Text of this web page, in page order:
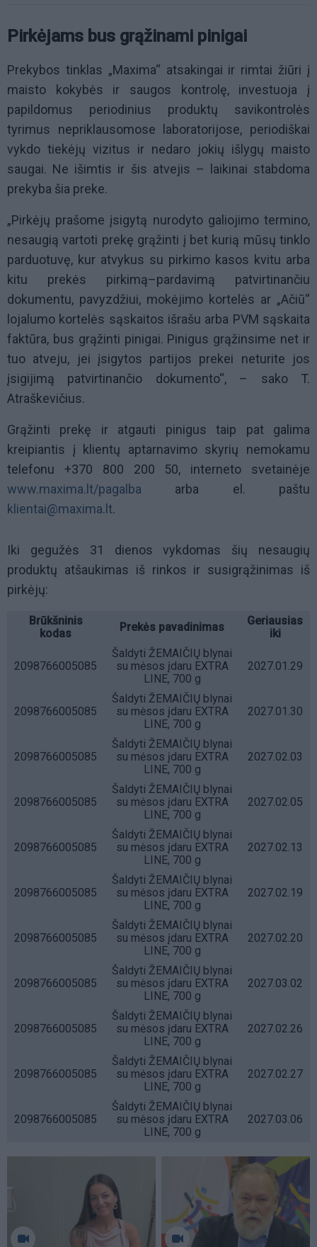
Pirkėjams bus grąžinami pinigai
Prekybos tinklas „Maxima“ atsakingai ir rimtai žiūri į
maisto kokybės ir saugos kontrolę, investuoja į
papildomus periodinius produktų savikontrolės
tyrimus nepriklausomose laboratorijose, periodiškai
vykdo tiekėjų vizitus ir nedaro jokių išlygų maisto
saugai. Ne išimtis ir šis atvejis – laikinai stabdoma
prekyba šia preke.
„Pirkėjų prašome įsigytą nurodyto galiojimo termino,
nesaugią vartoti prekę grąžinti į bet kurią mūsų tinklo
parduotuvę, kur atvykus su pirkimo kasos kvitu arba
kitu prekės pirkimą–pardavimą patvirtinančiu
dokumentu, pavyzdžiui, mokėjimo kortelės ar „Ačiū“
lojalumo kortelės sąskaitos išrašu arba PVM sąskaita
faktūra, bus grąžinti pinigai. Pinigus grąžinsime net ir
tuo atveju, jei įsigytos partijos prekei neturite jos
įsigijimą patvirtinančio dokumento“, – sako T.
Atraškevičius.
Grąžinti prekę ir atgauti pinigus taip pat galima
kreipiantis į klientų aptarnavimo skyrių nemokamu
telefonu +370 800 200 50, interneto svetainėje
www.maxima.lt/pagalba arba el. paštu
klientai@maxima.lt.
Iki gegužės 31 dienos vykdomas šių nesaugių
produktų atšaukimas iš rinkos ir susigrąžinimas iš
pirkėjų:
Brūkšninis
kodas
Prekės pavadinimas
Geriausias
iki
2098766005085
Šaldyti ŽEMAIČIŲ blynai
su mėsos įdaru EXTRA
LINE, 700 g
2027.01.29
2098766005085
Šaldyti ŽEMAIČIŲ blynai
su mėsos įdaru EXTRA
LINE, 700 g
2027.01.30
2098766005085
Šaldyti ŽEMAIČIŲ blynai
su mėsos įdaru EXTRA
LINE, 700 g
2027.02.03
2098766005085
Šaldyti ŽEMAIČIŲ blynai
su mėsos įdaru EXTRA
LINE, 700 g
2027.02.05
2098766005085
Šaldyti ŽEMAIČIŲ blynai
su mėsos įdaru EXTRA
LINE, 700 g
2027.02.13
2098766005085
Šaldyti ŽEMAIČIŲ blynai
su mėsos įdaru EXTRA
LINE, 700 g
2027.02.19
2098766005085
Šaldyti ŽEMAIČIŲ blynai
su mėsos įdaru EXTRA
LINE, 700 g
2027.02.20
2098766005085
Šaldyti ŽEMAIČIŲ blynai
su mėsos įdaru EXTRA
LINE, 700 g
2027.03.02
2098766005085
Šaldyti ŽEMAIČIŲ blynai
su mėsos įdaru EXTRA
LINE, 700 g
2027.02.26
2098766005085
Šaldyti ŽEMAIČIŲ blynai
su mėsos įdaru EXTRA
LINE, 700 g
2027.02.27
2098766005085
Šaldyti ŽEMAIČIŲ blynai
su mėsos įdaru EXTRA
LINE, 700 g
2027.03.06